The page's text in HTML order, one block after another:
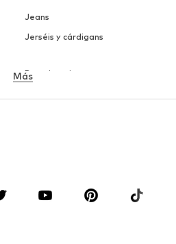
Jeans
Jerséis y cárdigans
Ropa interior
Más